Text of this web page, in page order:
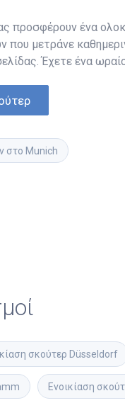
προσφέρουν ένα
που μετράνε
Έχετε ένα ωραίο
στο Munich
σκούτερ Düsseldorf
Ενοικίαση